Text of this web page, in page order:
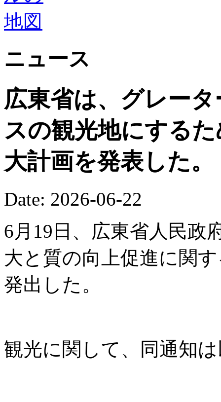
ニュース
広東省は、グレー
スの観光地にする
大計画を発表した。
Date: 2026-06-22
6月19日、広東省人民政
大と質の向上促進に関
発出した。
観光に関して、同通知